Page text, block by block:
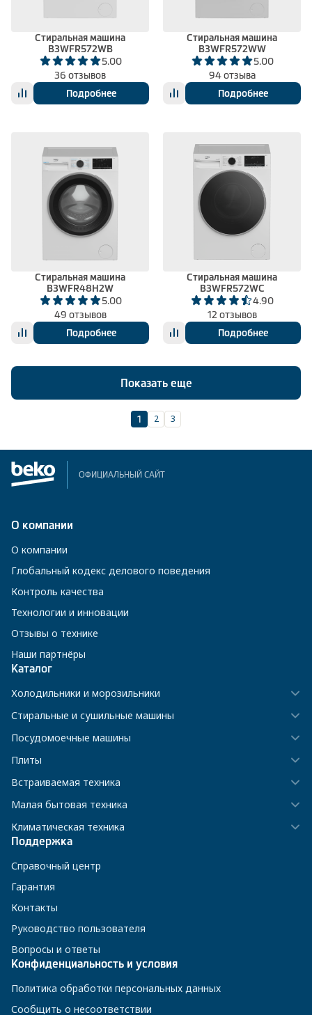
Стиральная машина
B3WFR572WB
5.00
36 отзывов
Подробнее
Стиральная машина
B3WFR572WW
5.00
94 отзыва
Подробнее
Стиральная машина
B3WFR48H2W
5.00
49 отзывов
Подробнее
Стиральная машина
B3WFR572WC
4.90
12 отзывов
Подробнее
Показать еще
1 2 3
ОФИЦИАЛЬНЫЙ САЙТ
О компании
О компании
Глобальный кодекс делового поведения
Контроль качества
Технологии и инновации
Отзывы о технике
Наши партнёры
Каталог
Холодильники и морозильники
Стиральные и сушильные машины
Посудомоечные машины
Плиты
Встраиваемая техника
Малая бытовая техника
Климатическая техника
Поддержка
Справочный центр
Гарантия
Контакты
Руководство пользователя
Вопросы и ответы
Конфиденциальность и условия
Политика обработки персональных данных
Сообщить о несоответствии